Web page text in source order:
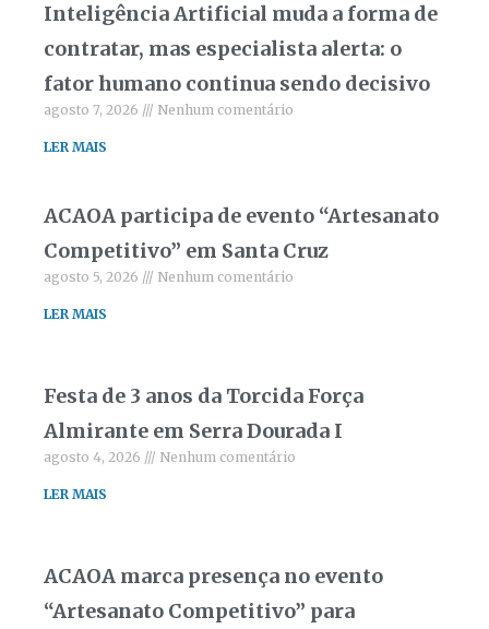
Inteligência Artificial muda a forma de
contratar, mas especialista alerta: o
fator humano continua sendo decisivo
agosto 7, 2026 Nenhum comentário
LER MAIS
ACAOA participa de evento “Artesanato
Competitivo” em Santa Cruz
agosto 5, 2026 Nenhum comentário
LER MAIS
Festa de 3 anos da Torcida Força
Almirante em Serra Dourada I
agosto 4, 2026 Nenhum comentário
LER MAIS
ACAOA marca presença no evento
“Artesanato Competitivo” para